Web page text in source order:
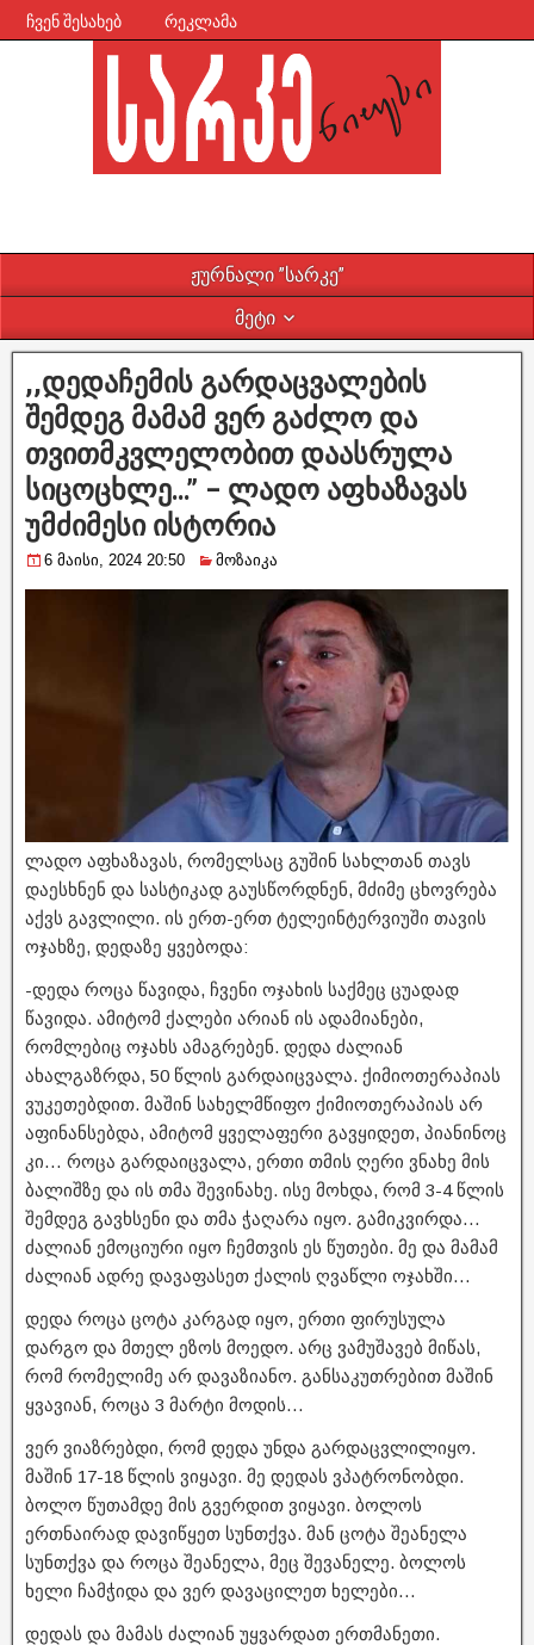
ჩვენ შესახებ რეკლამა
ჟურნალი ”სარკე”
მეტი
,,დედაჩემის გარდაცვალების
შემდეგ მამამ ვერ გაძლო და
თვითმკვლელობით დაასრულა
სიცოცხლე…” – ლადო აფხაზავას
უმძიმესი ისტორია
6 მაისი, 2024 20:50 მოზაიკა
ლადო აფხაზავას, რომელსაც გუშინ სახლთან თავს
დაესხნენ და სასტიკად გაუსწორდნენ, მძიმე ცხოვრება
აქვს გავლილი. ის ერთ-ერთ ტელეინტერვიუში თავის
ოჯახზე, დედაზე ყვებოდა:
-დედა როცა წავიდა, ჩვენი ოჯახის საქმეც ცუადად
წავიდა. ამიტომ ქალები არიან ის ადამიანები,
რომლებიც ოჯახს ამაგრებენ. დედა ძალიან
ახალგაზრდა, 50 წლის გარდაიცვალა. ქიმიოთერაპიას
ვუკეთებდით. მაშინ სახელმწიფო ქიმიოთერაპიას არ
აფინანსებდა, ამიტომ ყველაფერი გავყიდეთ, პიანინოც
კი… როცა გარდაიცვალა, ერთი თმის ღერი ვნახე მის
ბალიშზე და ის თმა შევინახე. ისე მოხდა, რომ 3-4 წლის
შემდეგ გავხსენი და თმა ჭაღარა იყო. გამიკვირდა…
ძალიან ემოციური იყო ჩემთვის ეს წუთები. მე და მამამ
ძალიან ადრე დავაფასეთ ქალის ღვაწლი ოჯახში…
დედა როცა ცოტა კარგად იყო, ერთი ფირუსულა
დარგო და მთელ ეზოს მოედო. არც ვამუშავებ მიწას,
რომ რომელიმე არ დავაზიანო. განსაკუთრებით მაშინ
ყვავიან, როცა 3 მარტი მოდის…
ვერ ვიაზრებდი, რომ დედა უნდა გარდაცვლილიყო.
მაშინ 17-18 წლის ვიყავი. მე დედას ვპატრონობდი.
ბოლო წუთამდე მის გვერდით ვიყავი. ბოლოს
ერთნაირად დავიწყეთ სუნთქვა. მან ცოტა შეანელა
სუნთქვა და როცა შეანელა, მეც შევანელე. ბოლოს
ხელი ჩამჭიდა და ვერ დავაცილეთ ხელები…
დედას და მამას ძალიან უყვარდათ ერთმანეთი.